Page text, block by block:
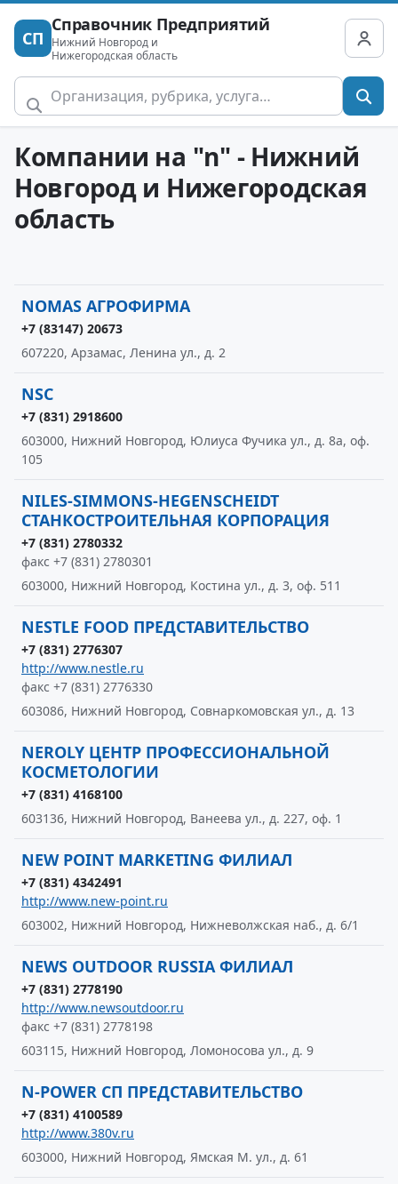
СП
Справочник Предприятий
Нижний Новгород и
Нижегородская область
Компании на "n" - Нижний
Новгород и Нижегородская
область
NОМАS АГРОФИРМА
+7 (83147) 20673
607220, Арзамас, Ленина ул., д. 2
NSC
+7 (831) 2918600
603000, Нижний Новгород, Юлиуса Фучика ул., д. 8а, оф.
105
NILES-SIMMONS-HEGENSCHEIDT
СТАНКОСТРОИТЕЛЬНАЯ КОРПОРАЦИЯ
+7 (831) 2780332
факс +7 (831) 2780301
603000, Нижний Новгород, Костина ул., д. 3, оф. 511
NESTLE FOOD ПРЕДСТАВИТЕЛЬСТВО
+7 (831) 2776307
http://www.nestle.ru
факс +7 (831) 2776330
603086, Нижний Новгород, Совнаркомовская ул., д. 13
NEROLY ЦЕНТР ПРОФЕССИОНАЛЬНОЙ
КОСМЕТОЛОГИИ
+7 (831) 4168100
603136, Нижний Новгород, Ванеева ул., д. 227, оф. 1
NEW POINT MARKETING ФИЛИАЛ
+7 (831) 4342491
http://www.new-point.ru
603002, Нижний Новгород, Нижневолжская наб., д. 6/1
NEWS OUTDOOR RUSSIA ФИЛИАЛ
+7 (831) 2778190
http://www.newsoutdoor.ru
факс +7 (831) 2778198
603115, Нижний Новгород, Ломоносова ул., д. 9
N-POWER СП ПРЕДСТАВИТЕЛЬСТВО
+7 (831) 4100589
http://www.380v.ru
603000, Нижний Новгород, Ямская М. ул., д. 61